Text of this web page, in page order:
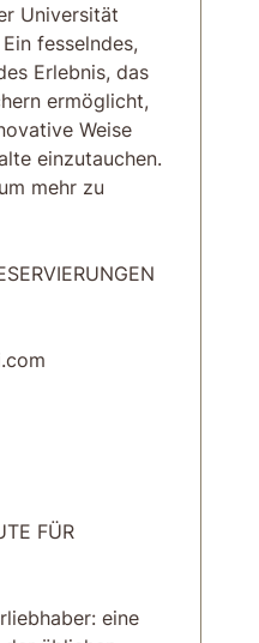
Universität
fesselndes,
Erlebnis, das
ermöglicht,
Weise
einzutauchen.
mehr zu
FÜR
eine